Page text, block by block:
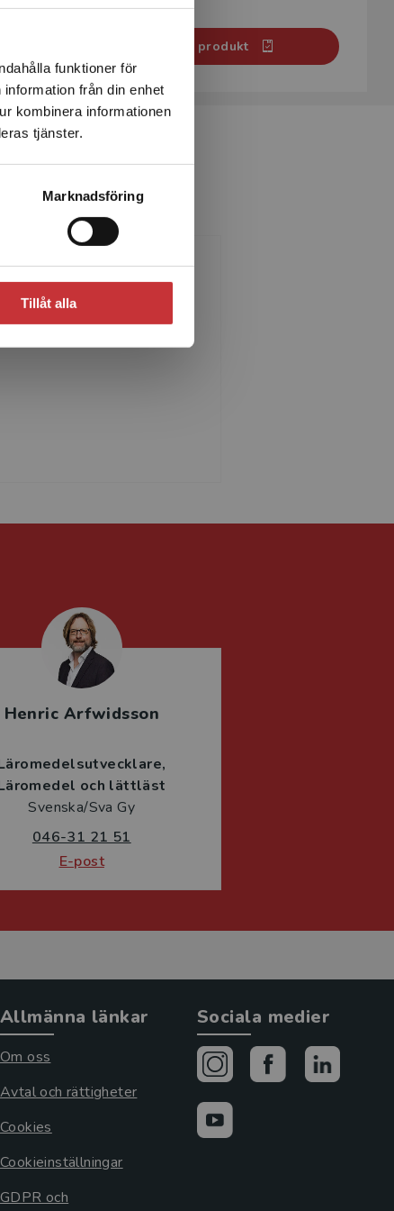
funktioner för
från din enhet
kombinera informationen
tjänster.
Marknadsföring
Tillåt alla
Aktivera digital produkt
Sonnby-Lindgren
Henric Arfwidsson
och lättläst
Svenska/Sva Gy
046-31 21 51
E-post
Allmänna länkar
Om oss
Avtal och rättigheter
Cookies
Cookieinställningar
GDPR och
Sociala medier